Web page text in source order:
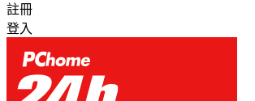
註冊
登入